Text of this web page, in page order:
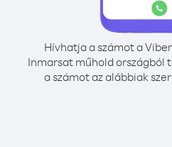
Hívhatja a számot a
Inmarsat műhold országból
a számot az alábbiak